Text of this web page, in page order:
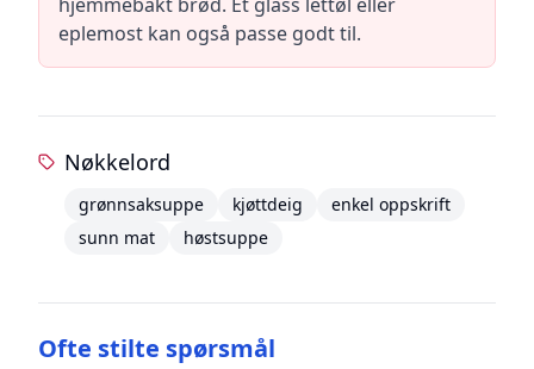
eplemost kan også passe godt til.
Nøkkelord
grønnsaksuppe kjøttdeig
enkel oppskrift
sunn mat
høstsuppe
Ofte stilte spørsmål